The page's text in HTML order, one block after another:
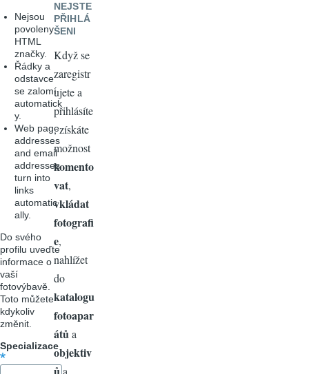
Nejsou
povoleny
HTML
značky.
Řádky a
odstavce
se zalomí
automatick
y.
Web page
addresses
and email
addresses
turn into
links
automatic
ally.
Do svého
profilu uveďte
informace o
vaší
fotovýbavě.
Toto můžete
kdykoliv
změnit.
Specializace
NEJSTE
PŘIHLÁ
ŠENI
Když se
zaregistr
ujete a
přihlásíte
, získáte
možnost
komento
vat,
vkládat
fotografi
e,
nahlížet
do
katalogu
fotoapar
átů a
objektiv
ůa